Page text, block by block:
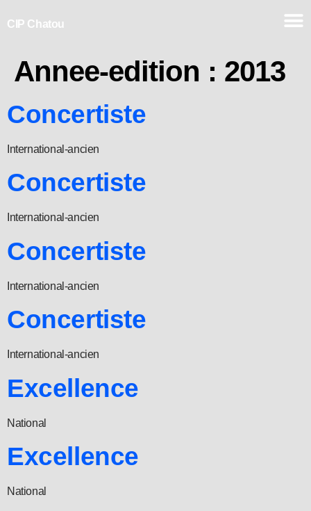
CIP Chatou
Annee-edition : 2013
Concertiste
International-ancien
Concertiste
International-ancien
Concertiste
International-ancien
Concertiste
International-ancien
Excellence
National
Excellence
National